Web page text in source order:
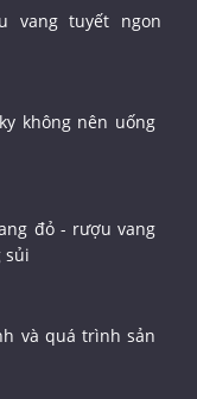
vang tuyết ngon
không nên uống
đỏ - rượu vang
sủi
và quá trình sản